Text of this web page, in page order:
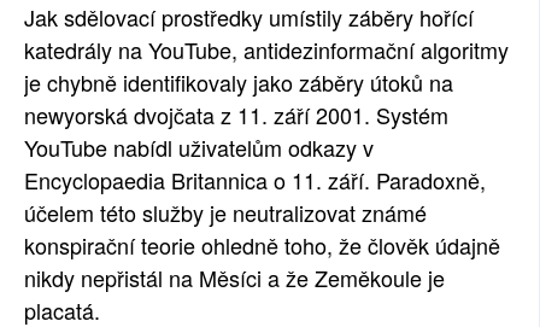
Jak sdělovací prostředky umístily záběry hořící
katedrály na YouTube, antidezinformační algoritmy
je chybně identifikovaly jako záběry útoků na
newyorská dvojčata z 11. září 2001. Systém
YouTube nabídl uživatelům odkazy v
Encyclopaedia Britannica o 11. září. Paradoxně,
účelem této služby je neutralizovat známé
konspirační teorie ohledně toho, že člověk údajně
nikdy nepřistál na Měsíci a že Zeměkoule je
placatá.